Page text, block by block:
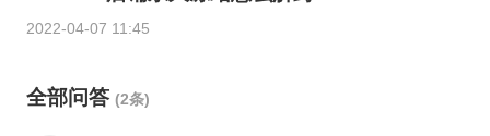
2022-04-07 11:45
全部问答 (2条)